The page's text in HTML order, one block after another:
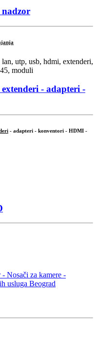
- adapteri -
- adapteri - konventori - HDMI -